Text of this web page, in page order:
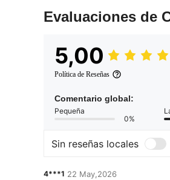
Evaluaciones de
5,00
Política de Reseñas
Comentario global:
Pequeña
0%
Sin reseñas locales
4***1 22 May,2026